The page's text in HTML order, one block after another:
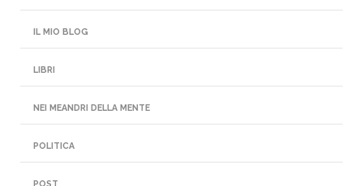
IL MIO BLOG
LIBRI
NEI MEANDRI DELLA MENTE
POLITICA
POST